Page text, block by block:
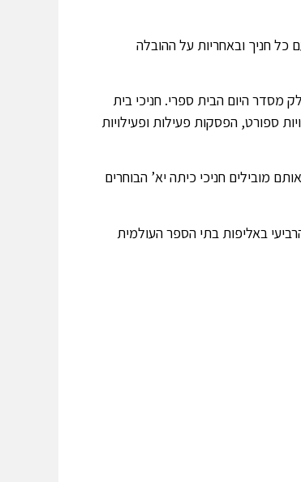
חניך ובאחריות על ההובלה
מסדר היום הבית ספרי. חניכי בית
ספורט, הפסקות פעילות ופעילויות
מובילים חניכי כיתה יא’ הבוחרים
באליפות בתי הספר העולמית